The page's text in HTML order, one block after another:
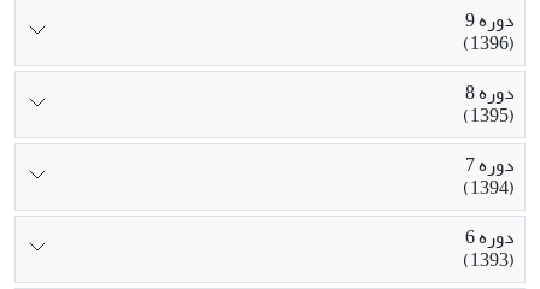
دوره 9
(1396)
دوره 8
(1395)
دوره 7
(1394)
دوره 6
(1393)